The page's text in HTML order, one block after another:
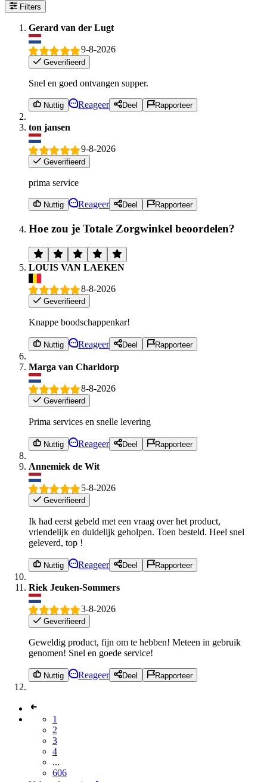
Filters
Gerard van der Lugt
9-8-2026
Geverifieerd
Snel en goed ontvangen supper.
Nuttig Reageer Deel Rapporteer
ton jansen
9-8-2026
Geverifieerd
prima service
Nuttig Reageer Deel Rapporteer
Hoe zou je Totale Zorgwinkel beoordelen?
LOUIS VAN LAEKEN
8-8-2026
Geverifieerd
Knappe boodschappenkar!
Nuttig Reageer Deel Rapporteer
Marga van Charldorp
8-8-2026
Geverifieerd
Prima services en snelle levering
Nuttig Reageer Deel Rapporteer
Annemiek de Wit
5-8-2026
Geverifieerd
Ik had eerst gebeld met een vraag over het product,
vriendelijk en duidelijk geholpen. Toen besteld. Heel snel
geleverd, top !
Nuttig Reageer Deel Rapporteer
Riek Jeuken-Sommers
3-8-2026
Geverifieerd
Geweldig product, fijn om te hebben! Meteen in gebruik
genomen! Snel en goede service!
Nuttig Reageer Deel Rapporteer
1
2
3
4
...
606